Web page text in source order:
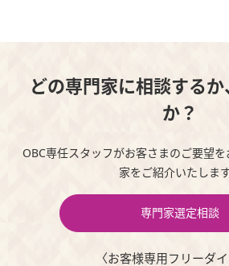
どの専門家に相談する
か？
OBC専任スタッフがお客さまのご要望
家をご紹介いたします
専門家選定相談
〈お客様専⽤フリーダイ